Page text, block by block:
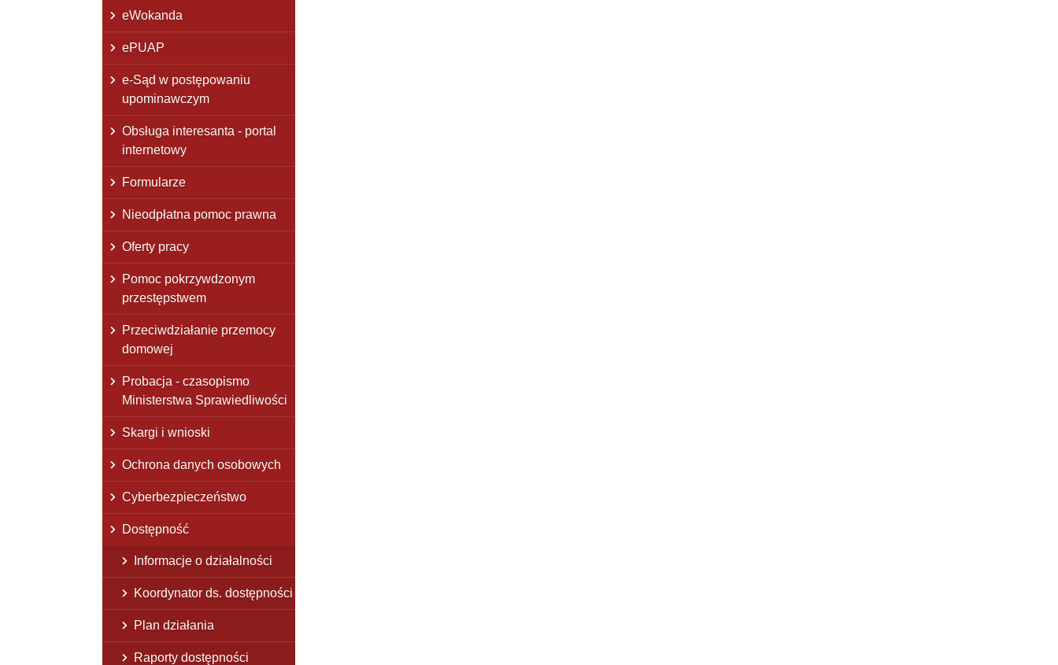
eWokanda
ePUAP
e-Sąd w postępowaniu
upominawczym
Obsługa interesanta - portal
internetowy
Formularze
Nieodpłatna pomoc prawna
Oferty pracy
Pomoc pokrzywdzonym
przestępstwem
Przeciwdziałanie przemocy
domowej
Probacja - czasopismo
Ministerstwa Sprawiedliwości
Skargi i wnioski
Ochrona danych osobowych
Cyberbezpieczeństwo
Dostępność
Informacje o działalności
Koordynator ds. dostępności
Plan działania
Raporty dostępności